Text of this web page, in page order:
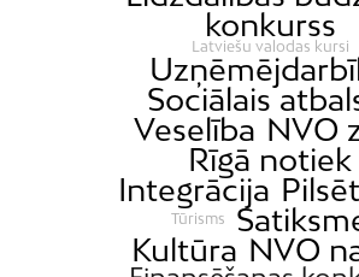
konkurss
Latviešu valodas kursi
Sociālais
Veselība NVO
Rīgā notiek
Integrācija
Tūrisms
Kultūra NVO